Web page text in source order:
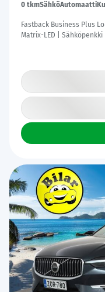
0 tkmSähköAutomaatti
Fastback Business Plus
Matrix-LED | Sähköpenkki